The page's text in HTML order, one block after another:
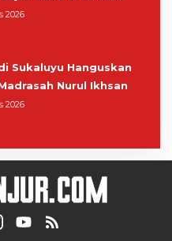
2026
Sukaluyu Hanguskan
Nurul Ikhsan
2026